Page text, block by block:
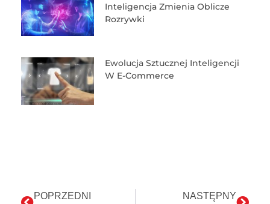
Inteligencja Zmienia Oblicze
Rozrywki
Ewolucja Sztucznej Inteligencji
W E-Commerce
POPRZEDNI
NASTĘPNY